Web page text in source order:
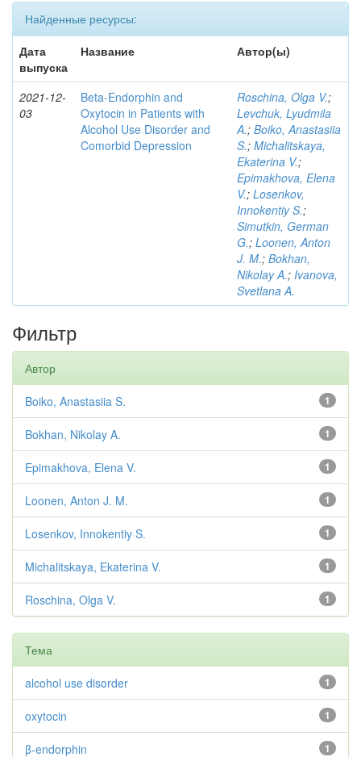
Найденные ресурсы:
Дата
выпуска
Название Автор(ы)
2021-12-
03
Beta-Endorphin and
Oxytocin in Patients with
Alcohol Use Disorder and
Comorbid Depression
Roschina, Olga V.;
Levchuk, Lyudmila
A.; Boiko, Anastasiia
S.; Michalitskaya,
Ekaterina V.;
Epimakhova, Elena
V.; Losenkov,
Innokentiy S.;
Simutkin, German
G.; Loonen, Anton
J. M.; Bokhan,
Nikolay A.; Ivanova,
Svetlana A.
Фильтр
Автор
1
Boiko, Anastasiia S.
1
Bokhan, Nikolay A.
1
Epimakhova, Elena V.
1
Loonen, Anton J. M.
1
Losenkov, Innokentiy S.
1
Michalitskaya, Ekaterina V.
1
Roschina, Olga V.
Тема
1
alcohol use disorder
1
oxytocin
1
β-endorphin